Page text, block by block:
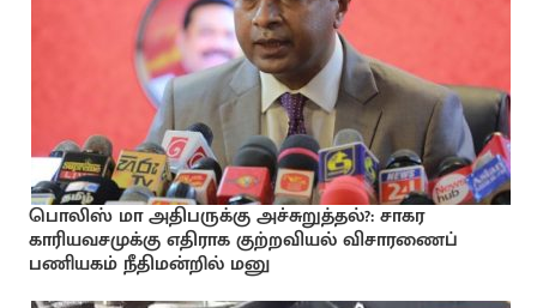
பொலிஸ் மா அதிபருக்கு அச்சுறுத்தல்?: சாகர
காரியவசமுக்கு எதிராக குற்றவியல் விசாரணைப்
பணியகம் நீதிமன்றில் மனு